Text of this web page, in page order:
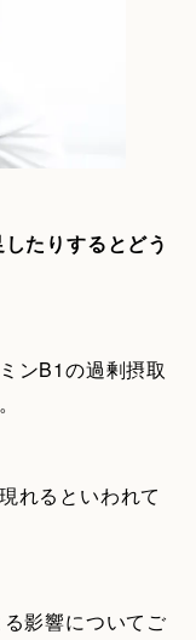
たりするとどう
ンB1の過剰摂取
れるといわれて
影響についてご